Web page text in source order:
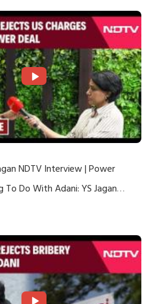
NDTV Interview | Power
To Do With Adani: YS Jagan